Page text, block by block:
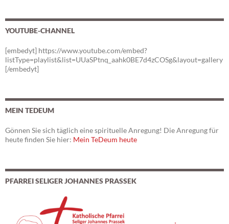
YOUTUBE-CHANNEL
[embedyt] https://www.youtube.com/embed?
listType=playlist&list=UUaSPtnq_aahk0BE7d4zCOSg&layout=gallery
[/embedyt]
MEIN TEDEUM
Gönnen Sie sich täglich eine spirituelle Anregung! Die Anregung für
heute finden Sie hier: Mein TeDeum heute
PFARREI SELIGER JOHANNES PRASSEK